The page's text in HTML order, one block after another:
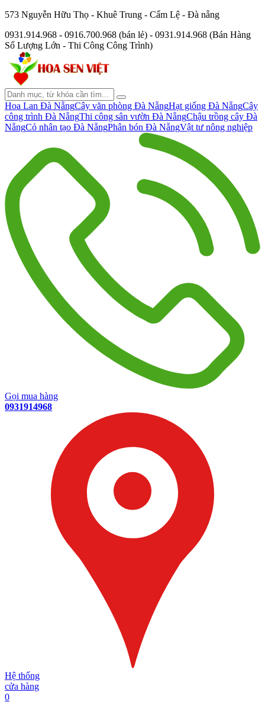
573 Nguyễn Hữu Thọ - Khuê Trung - Cẩm Lệ - Đà nẵng
0931.914.968 - 0916.700.968 (bán lẻ) - 0931.914.968 (Bán Hàng
Số Lượng Lớn - Thi Công Công Trình)
Hoa Lan Đà NẵngCây văn phòng Đà NẵngHạt giống Đà NẵngCây
công trình Đà NẵngThi công sân vườn Đà NẵngChậu trồng cây Đà
NẵngCỏ nhân tạo Đà NẵngPhân bón Đà NẵngVật tư nông nghiệp
Gọi mua hàng
0931914968
Hệ thống
cửa hàng
0